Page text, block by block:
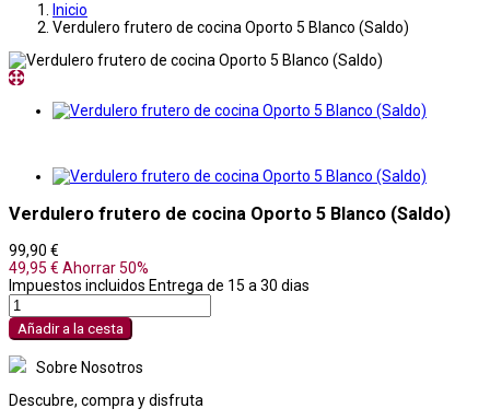
Inicio
Verdulero frutero de cocina Oporto 5 Blanco (Saldo)
Verdulero frutero de cocina Oporto 5 Blanco (Saldo)
99,90 €
49,95 € Ahorrar 50%
Impuestos incluidos Entrega de 15 a 30 dias
Añadir a la cesta
Sobre Nosotros
Descubre, compra y disfruta